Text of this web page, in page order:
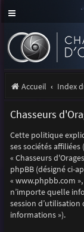
Accueil Index
Chasseurs
Cette politique
ses sociétés affiliées
« Chasseurs
phpBB (désigné ci-
« www.phpbb.com
n’importe quelle
session d’utilisation
informations »).